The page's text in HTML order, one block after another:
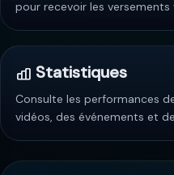
pour recevoir les versements
Statistiques
Consulte les performances
vidéos, des événements et